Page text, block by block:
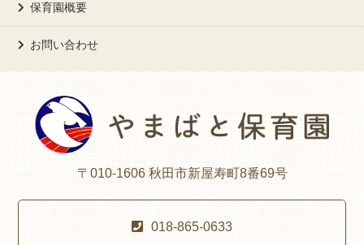
保育園概要
お問い合わせ
〒010-1606 秋田市新屋寿町8番69号
018-865-0633